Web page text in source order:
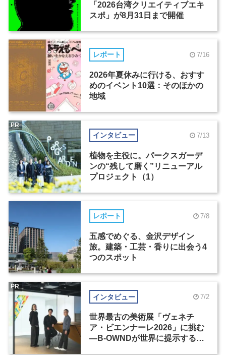
「2026台湾クリエイティブエキ
スポ」が8月31日まで開催
レポート 7/16
2026年夏休みに行ける、おすす
めのイベント10選：そのほかの
地域
インタビュー 7/13
植物を主役に。パークスガーデ
ンの“残して磨く”リニューアル
プロジェクト（1）
PR
レポート 7/8
五感でめぐる、金沢デザイン
旅。建築・工芸・香りに出会う4
つのスポット
インタビュー 7/2
世界最古の美術展「ヴェネチ
ア・ビエンナーレ2026」に挑む
―B-OWNDが世界に提示する美
PR